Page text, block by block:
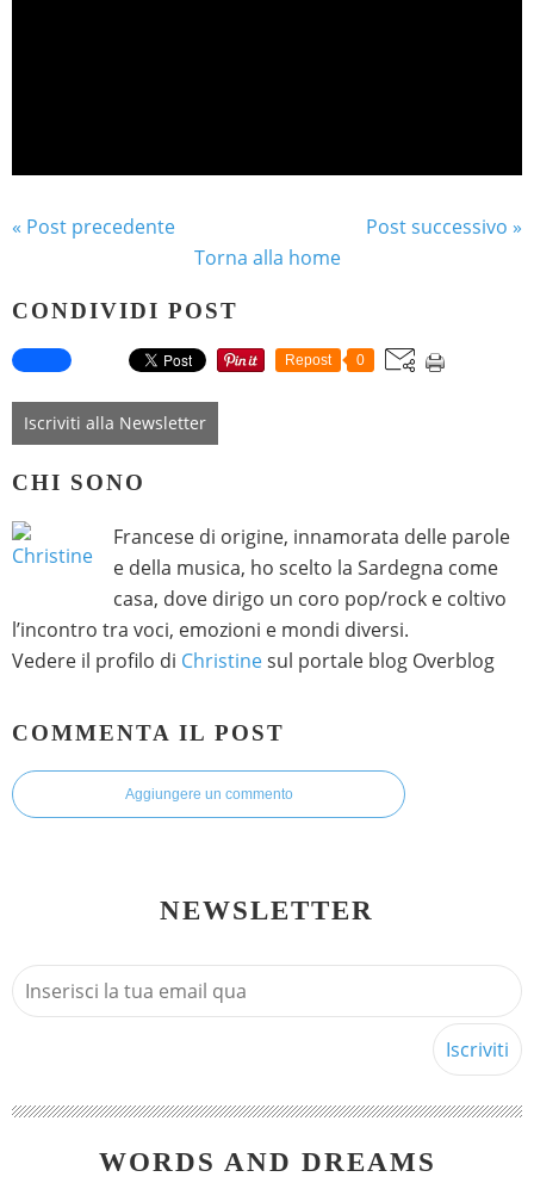
« Post precedente
Post successivo »
Torna alla home
CONDIVIDI POST
Repost 0
Iscriviti alla Newsletter
CHI SONO
Francese di origine, innamorata delle parole
e della musica, ho scelto la Sardegna come
casa, dove dirigo un coro pop/rock e coltivo
l’incontro tra voci, emozioni e mondi diversi.
Vedere il profilo di Christinesul portale blog Overblog
COMMENTA IL POST
Aggiungere un commento
NEWSLETTER
WORDS AND DREAMS